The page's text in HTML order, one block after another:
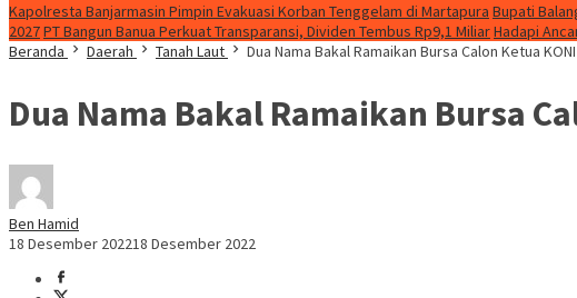
Kapolresta Banjarmasin Pimpin Evakuasi Korban Tenggelam di Martapura Bupati
2027PT Bangun Banua Perkuat Transparansi, Dividen Tembus Rp9,1 MiliarHadapi
Beranda
Daerah Tanah Laut Dua Nama Bakal Ramaikan Bursa Calon Ketua KONI
Dua Nama Bakal Ramaikan Bursa
Ben Hamid
18 Desember 202218 Desember 2022